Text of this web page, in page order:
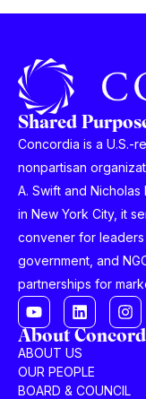
Shared
Concordia is a U.S.-
nonpartisan
A. Swift and
in New York City, it
convener for leaders
government, and
partnerships for
About
ABOUT US
OUR PEOPLE
BOARD & COUNCIL